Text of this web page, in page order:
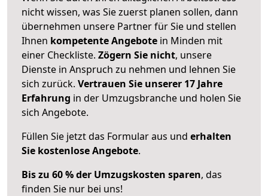
nicht wissen, was Sie zuerst planen sollen, dann
übernehmen unsere Partner für Sie und stellen
Ihnen kompetente Angebote in Minden mit
einer Checkliste. Zögern Sie nicht, unsere
Dienste in Anspruch zu nehmen und lehnen Sie
sich zurück. Vertrauen Sie unserer 17 Jahre
Erfahrung in der Umzugsbranche und holen Sie
sich Angebote.
Füllen Sie jetzt das Formular aus und erhalten
Sie kostenlose Angebote.
Bis zu 60 % der Umzugskosten sparen, das
finden Sie nur bei uns!